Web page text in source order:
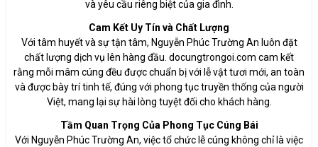
và yêu cầu riêng biệt của gia đình.
Cam Kết Uy Tín và Chất Lượng
Với tâm huyết và sự tận tâm, Nguyễn Phúc Trường An luôn đặt
chất lượng dịch vụ lên hàng đầu. docungtrongoi.com cam kết
rằng mỗi mâm cúng đều được chuẩn bị với lễ vật tươi mới, an toàn
và được bày trí tinh tế, đúng với phong tục truyền thống của người
Việt, mang lại sự hài lòng tuyệt đối cho khách hàng.
Tầm Quan Trọng Của Phong Tục Cúng Bái
Với Nguyễn Phúc Trường An, việc tổ chức lễ cúng không chỉ là việc